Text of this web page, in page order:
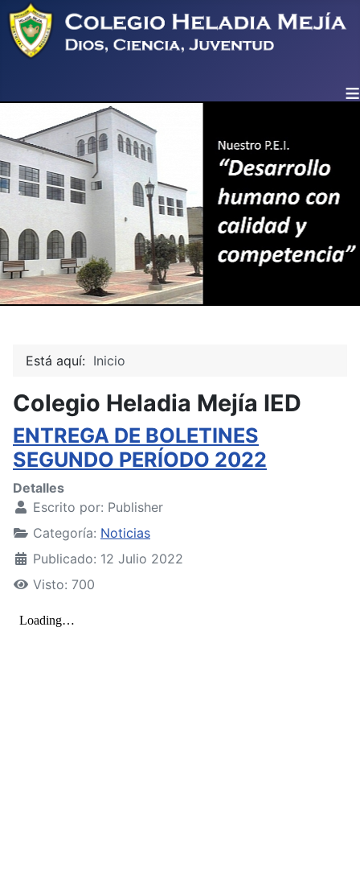
≡
Está aquí: Inicio
Colegio Heladia Mejía IED
ENTREGA DE BOLETINES
SEGUNDO PERÍODO 2022
Detalles
Escrito por: Publisher
Categoría: Noticias
Publicado: 12 Julio 2022
Visto: 700